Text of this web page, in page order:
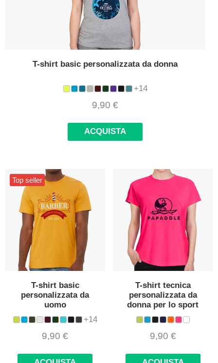
T-shirt basic personalizzata da donna
+14
9,90 €
ACQUISTA
Top seller
T-shirt basic
personalizzata da
uomo
+14
9,90 €
T-shirt tecnica
personalizzata da
donna per lo sport
9,90 €